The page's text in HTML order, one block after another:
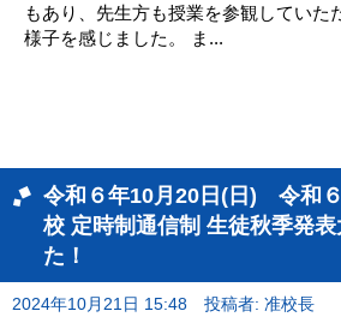
もあり、先生方も授業を参観していた
様子を感じました。 ま...
令和６年10月20日(日) 令和
校 定時制通信制 生徒秋季発
た！
2024年10月21日 15:48 投稿者: 准校長